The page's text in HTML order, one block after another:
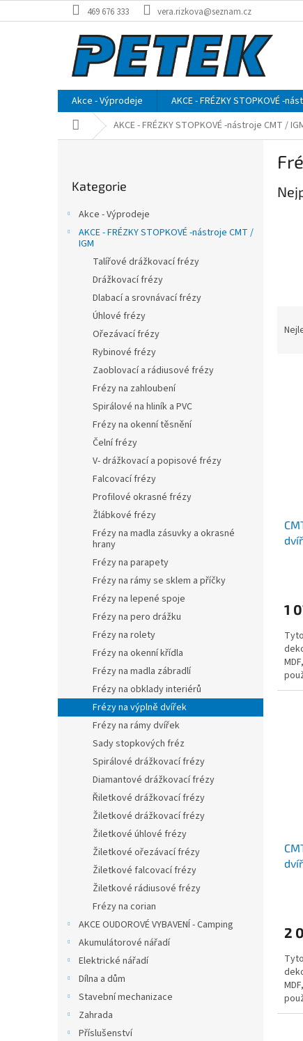
na
469 676 333 vera.rizkova@seznam.cz
Akce - Výprodeje AKCE - FRÉZKY STOPKOVÉ -
Domů AKCE - FRÉZKY STOPKOVÉ -nástroje CMT /
kategorie
Kategorie
Akce - Výprodeje
AKCE - FRÉZKY STOPKOVÉ -nástroje CMT /
IGM
Talířové drážkovací frézy
Drážkovací frézy
Dlabací a srovnávací frézy
Úhlové frézy
Ořezávací frézy
Rybinové frézy
Zaoblovací a rádiusové frézy
Frézy na zahloubení
Spirálové na hliník a PVC
Frézy na okenní těsnění
Čelní frézy
V- drážkovací a popisové frézy
Falcovací frézy
Profilové okrasné frézy
Žlábkové frézy
Frézy na madla zásuvky a okrasné
hrany
Frézy na parapety
Frézy na rámy se sklem a příčky
Frézy na lepené spoje
Frézy na pero drážku
Frézy na rolety
Frézy na okenní křídla
Frézy na madla zábradlí
Frézy na obklady interiérů
Frézy na výplně dvířek
Frézy na rámy dvířek
Sady stopkových fréz
Spirálové drážkovací frézy
Diamantové drážkovací frézy
Řiletkové drážkovací frézy
Žiletkové drážkovací frézy
Žiletkové úhlové frézy
Žiletkové ořezávací frézy
Žiletkové falcovací frézy
Žiletkové rádiusové frézy
Frézy na corian
AKCE OUDOROVÉ VYBAVENÍ - Camping
Akumulátorové nářadí
Elektrické nářadí
Dílna a dům
Stavební mechanizace
Zahrada
Příslušenství
1
2